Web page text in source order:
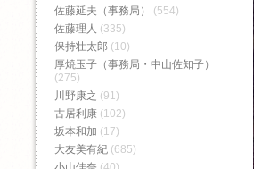
佐藤延夫（事務局）
(554)
佐藤理人 (335)
保持壮太郎 (10)
厚焼玉子（事務局・中山佐知子）
(275)
川野康之 (91)
古居利康 (102)
坂本和加 (17)
大友美有紀 (685)